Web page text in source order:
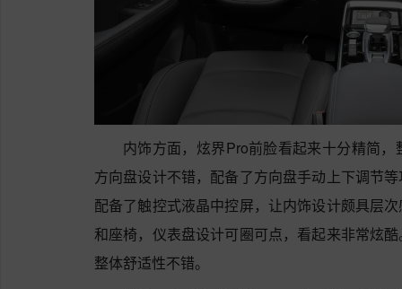
内饰方面，炫界Pro前脸看起来十分精简
方向盘设计不错，配备了方向盘手动上下调节
配备了触控式液晶中控屏，让内饰设计颇具层
和座椅，仪表盘设计可圈可点，看起来非常炫
整体舒适性不错。